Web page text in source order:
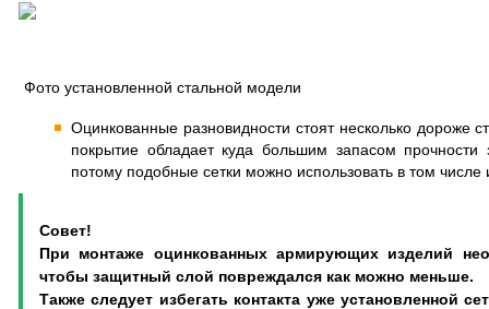
Фото установленной стальной модели
Оцинкованные разновидности стоят несколько дороже
покрытие обладает куда большим запасом прочности
потому подобные сетки можно использовать в том
Совет!
При монтаже оцинкованных армирующих изделий
чтобы защитный слой повреждался как можно меньше.
Также следует избегать контакта уже установленной